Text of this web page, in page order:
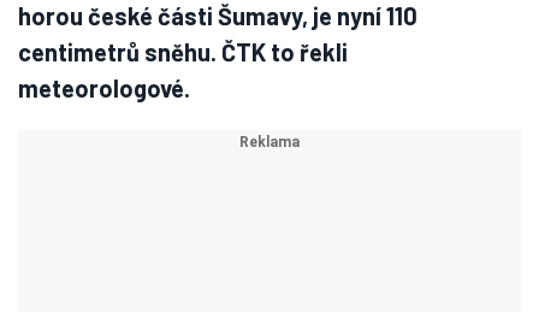
horou české části Šumavy, je nyní 110
centimetrů sněhu. ČTK to řekli
meteorologové.